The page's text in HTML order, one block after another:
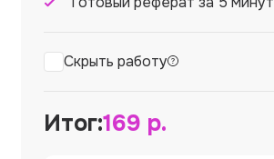
Скрыть работу
Итог:169 р.